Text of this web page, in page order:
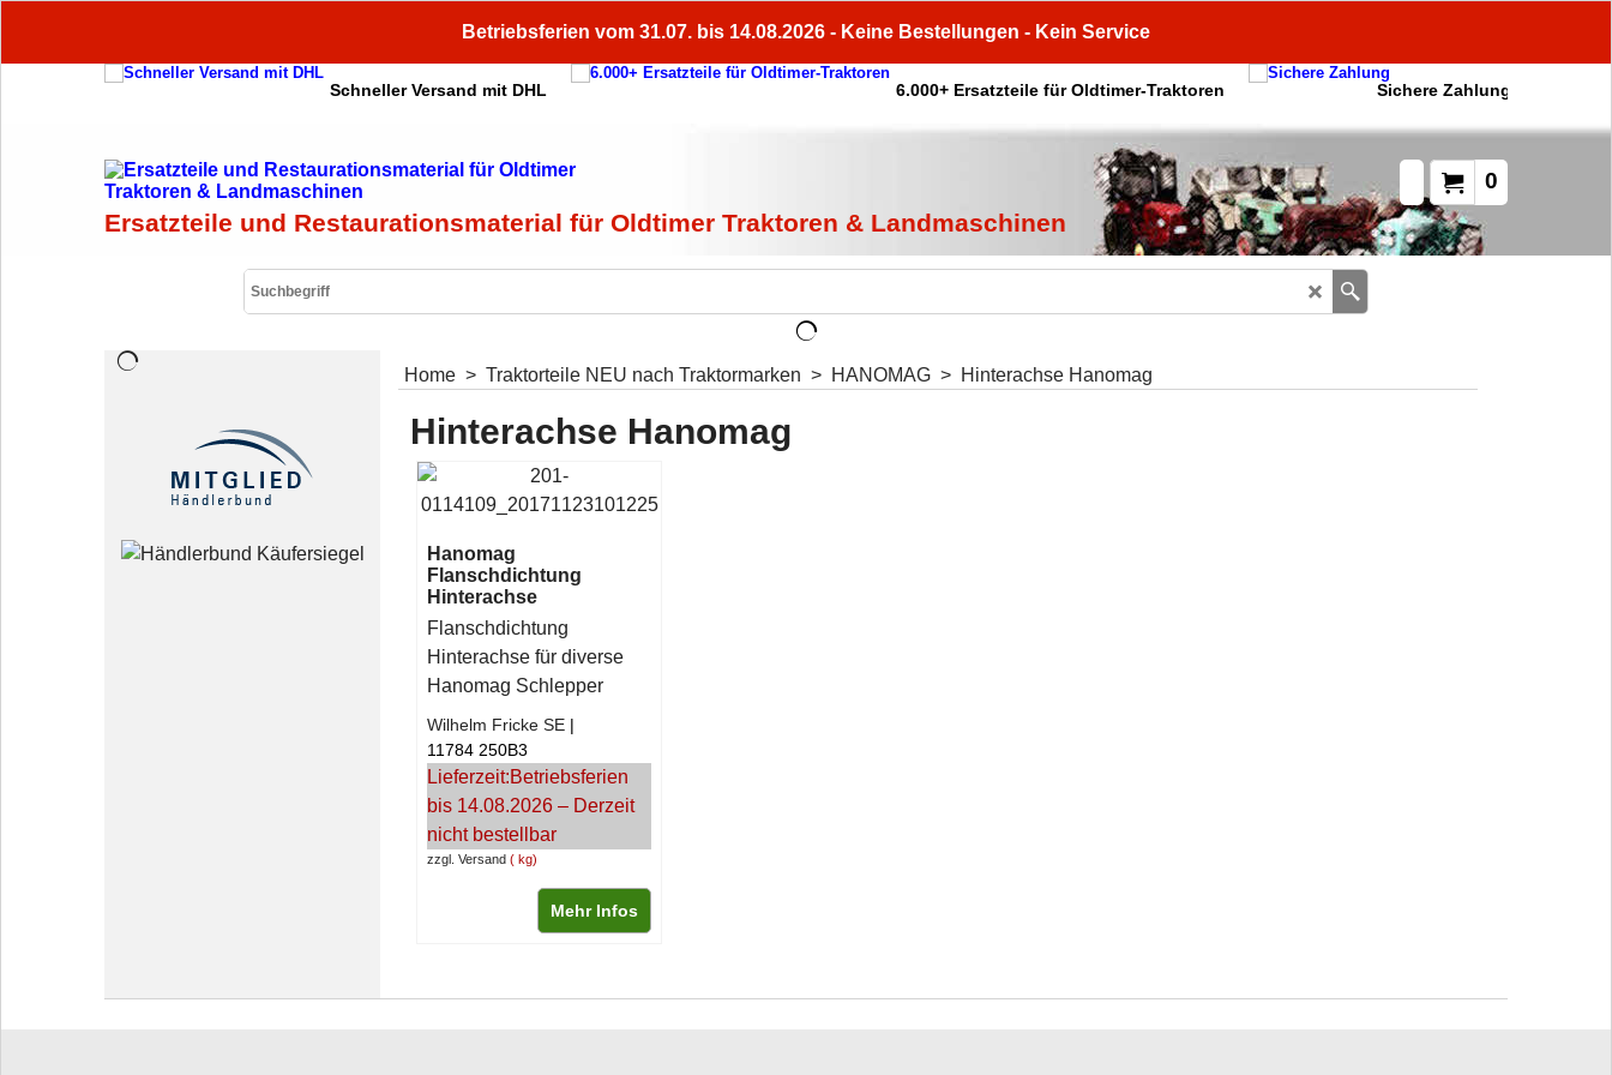
Betriebsferien vom 31.07. bis 14.08.2026 - Keine Bestellungen - Kein Service
Schneller Versand mit DHL 6.000+ Ersatzteile für Oldtimer-Traktoren Sichere Zahlung
0
Ersatzteile und Restaurationsmaterial für Oldtimer Traktoren & Landmaschinen
Home > Traktorteile NEU nach Traktormarken > HANOMAG > Hinterachse Hanomag
Hinterachse Hanomag
Hanomag
Flanschdichtung
Hinterachse
Flanschdichtung
Hinterachse für diverse
Hanomag Schlepper
zzgl. Versand kg
Wilhelm Fricke SE
11784 250B3
Lieferzeit:Betriebsferien
bis 14.08.2026 – Derzeit
nicht bestellbar
Mehr Infos